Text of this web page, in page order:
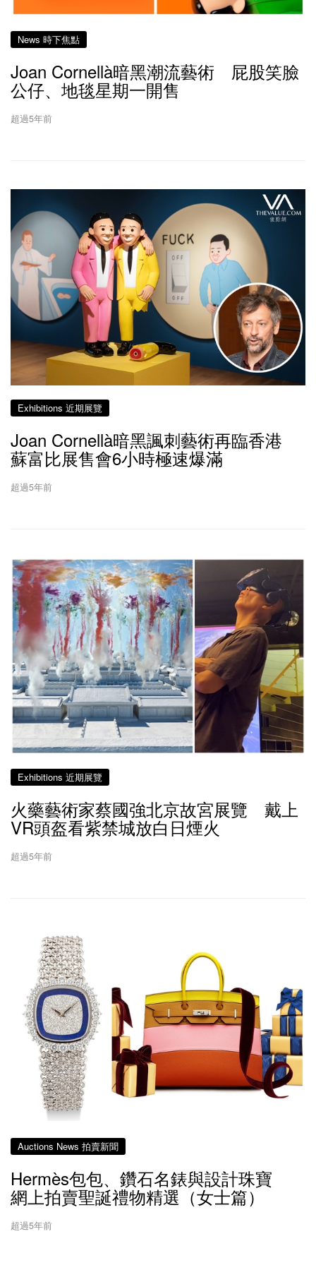
News 時下焦點
Joan Cornellà暗黑潮流藝術 屁股笑臉
公仔、地毯星期一開售
超過5年前
Exhibitions 近期展覽
Joan Cornellà暗黑諷刺藝術再臨香港
蘇富比展售會6小時極速爆滿
超過5年前
Exhibitions 近期展覽
火藥藝術家蔡國強北京故宮展覽 戴上
VR頭盔看紫禁城放白日煙火
超過5年前
Auctions News 拍賣新聞
Hermès包包、鑽石名錶與設計珠寶
網上拍賣聖誕禮物精選（女士篇）
超過5年前